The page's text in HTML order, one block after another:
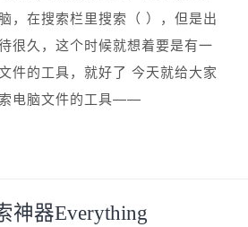
，在搜索栏里搜索（ ），但是出
很久，这个时候就想着要是有一
件的工具，就好了 今天就给大家
电脑文件的工具——
神器Everything